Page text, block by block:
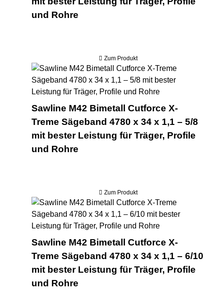
und Rohre
Zum Produkt
Sawline M42 Bimetall Cutforce X-
Treme Sägeband 4780 x 34 x 1,1 – 5/8
mit bester Leistung für Träger, Profile
und Rohre
Zum Produkt
Sawline M42 Bimetall Cutforce X-
Treme Sägeband 4780 x 34 x 1,1 – 6/10
mit bester Leistung für Träger, Profile
und Rohre